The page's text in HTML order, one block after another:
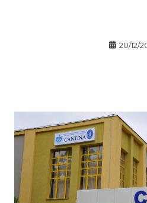
20/12/